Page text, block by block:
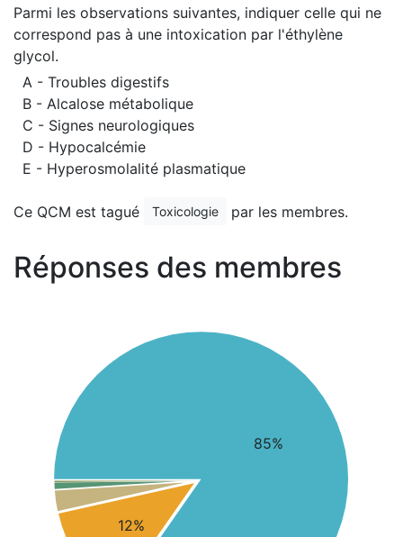
Parmi les observations suivantes, indiquer celle qui ne
correspond pas à une intoxication par l'éthylène
glycol.
A - Troubles digestifs
B - Alcalose métabolique
C - Signes neurologiques
D - Hypocalcémie
E - Hyperosmolalité plasmatique
Ce QCM est tagué Toxicologie par les membres.
Réponses des membres
85%
12%